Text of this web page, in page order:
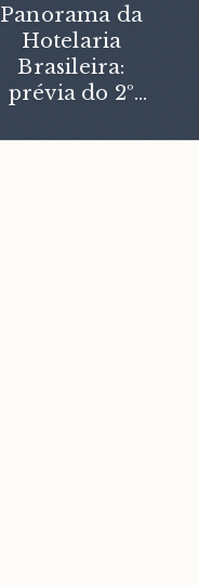
Panorama da
Hotelaria
Brasileira:
prévia do 2º
2010